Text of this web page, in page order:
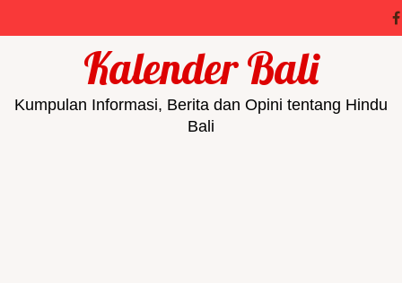
Kalender Bali
Kumpulan Informasi, Berita dan Opini tentang Hindu
Bali